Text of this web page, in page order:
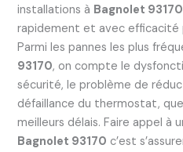
installations à Bagnolet 93170
rapidement et avec efficacité
Parmi les pannes les plus
93170, on compte le
sécurité, le problème de
défaillance du thermostat,
meilleurs délais. Faire appel à
Bagnolet 93170 c’est